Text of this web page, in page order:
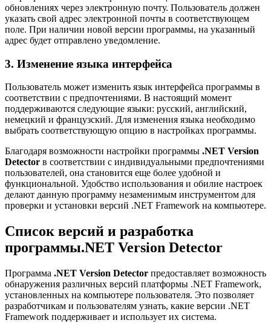
обновлениях через электронную почту. Пользователь должен
указать свой адрес электронной почты в соответствующем
поле. При наличии новой версии программы, на указанный
адрес будет отправлено уведомление.
3. Изменение языка интерфейса
Пользователь может изменить язык интерфейса программы в
соответствии с предпочтениями. В настоящий момент
поддерживаются следующие языки: русский, английский,
немецкий и французский. Для изменения языка необходимо
выбрать соответствующую опцию в настройках программы.
Благодаря возможности настройки программы .NET Version
Detector в соответствии с индивидуальными предпочтениями
пользователей, она становится еще более удобной и
функциональной. Удобство использования и обилие настроек
делают данную программу незаменимым инструментом для
проверки и установки версий .NET Framework на компьютере.
Список версий и разработка
программы.NET Version Detector
Программа .NET Version Detector предоставляет возможность
обнаружения различных версий платформы .NET Framework,
установленных на компьютере пользователя. Это позволяет
разработчикам и пользователям узнать, какие версии .NET
Framework поддерживает и использует их система.